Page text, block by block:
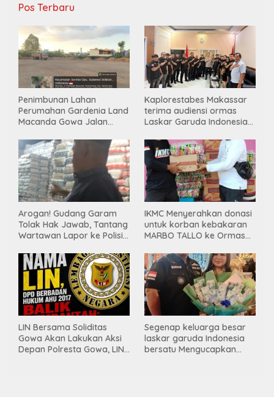
Pos Terbaru
Penimbunan Lahan
Perumahan Gardenia Land
Macanda Gowa Jalan
Gunakan Material
Tambang Ilegal
Kaplorestabes Makassar
terima audiensi ormas
Laskar Garuda Indonesia
hingga kegiatan sosial.
Arogan! Gudang Garam
Tolak Hak Jawab, Tantang
Wartawan Lapor ke Polisi
IKMC Menyerahkan donasi
untuk korban kebakaran
MARBO TALLO ke Ormas
INDONESIA BERSATU
LIN Bersama Soliditas
Gowa Akan Lakukan Aksi
Depan Polresta Gowa, LIN
Segenap keluarga besar
laskar garuda Indonesia
bersatu Mengucapkan